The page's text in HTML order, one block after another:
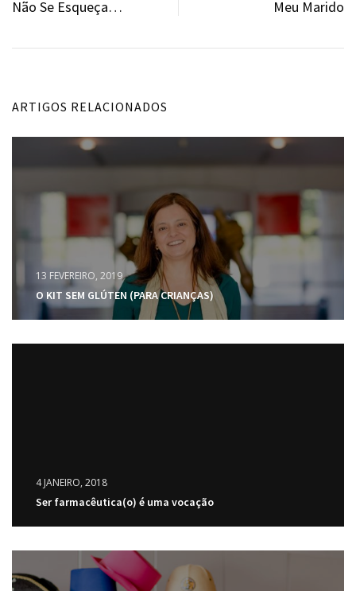
artigos
Não Se Esqueça…
Meu Marido
ARTIGOS RELACIONADOS
13 FEVEREIRO, 2019
O KIT SEM GLÚTEN (PARA CRIANÇAS)
4 JANEIRO, 2018
Ser farmacêutica(o) é uma vocação